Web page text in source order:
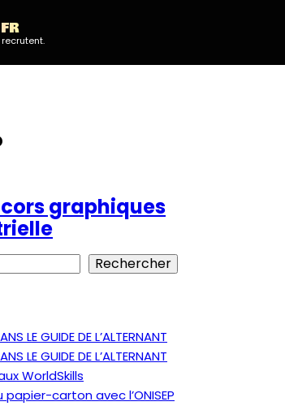
graphiques
Rechercher
LE GUIDE DE L’ALTERNANT
LE GUIDE DE L’ALTERNANT
WorldSkills
carton avec l’ONISEP